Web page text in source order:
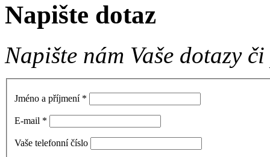
Napište dotaz
Napište nám Vaše dotazy
Jméno a příjmení *
E-mail *
Vaše telefonní číslo